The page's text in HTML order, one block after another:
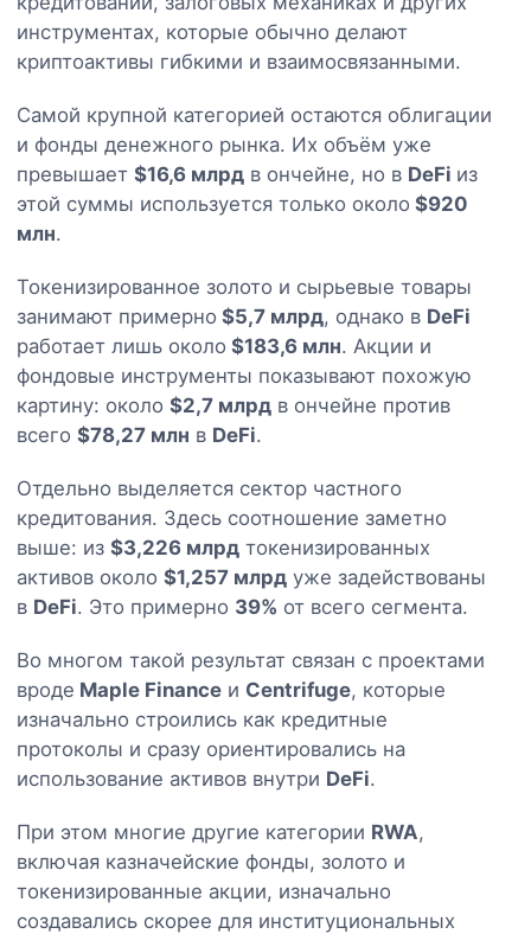
инструментах, которые обычно делают
криптоактивы гибкими и взаимосвязанными.
Самой крупной категорией остаются облигации
и фонды денежного рынка. Их объём уже
превышает $16,6 млрд в ончейне, но в DeFi из
этой суммы используется только около $920
млн.
Токенизированное золото и сырьевые товары
занимают примерно $5,7 млрд, однако в DeFi
работает лишь около $183,6 млн. Акции и
фондовые инструменты показывают похожую
картину: около $2,7 млрд в ончейне против
всего $78,27 млн в DeFi.
Отдельно выделяется сектор частного
кредитования. Здесь соотношение заметно
выше: из $3,226 млрд токенизированных
активов около $1,257 млрд уже задействованы
в DeFi. Это примерно 39% от всего сегмента.
Во многом такой результат связан с проектами
вроде Maple Finance и Centrifuge, которые
изначально строились как кредитные
протоколы и сразу ориентировались на
использование активов внутри DeFi.
При этом многие другие категории RWA,
включая казначейские фонды, золото и
токенизированные акции, изначально
создавались скорее для институциональных